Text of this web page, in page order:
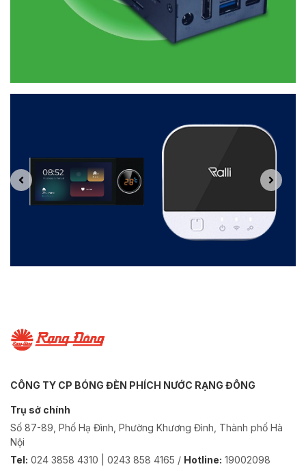
CÔNG TY CP BÓNG ĐÈN PHÍCH NƯỚC RẠNG ĐÔNG
Trụ sở chính
Số 87-89, Phố Hạ Đình, Phường Khương Đình, Thành phố Hà
Nội
Tel: 024 3858 4310 | 0243 858 4165 / Hotline: 19002098